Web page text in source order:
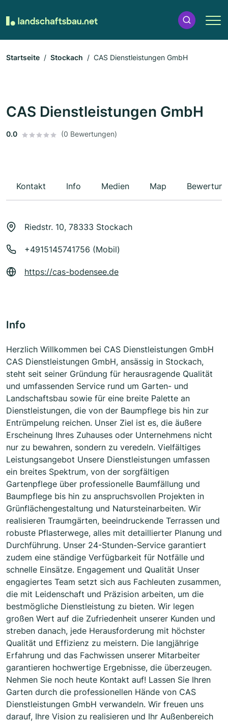
Startseite Stockach CAS Dienstleistungen GmbH
CAS Dienstleistungen GmbH
0.0 (0 Bewertungen)
Kontakt Info Medien Map
Riedstr. 10, 78333 Stockach
+4915145741756 (Mobil)
https://cas-bodensee.de
Info
Herzlich Willkommen bei CAS Dienstleistungen GmbH
CAS Dienstleistungen GmbH, ansässig in Stockach,
steht seit seiner Gründung für herausragende Qualität
und umfassenden Service rund um Garten- und
Landschaftsbau sowie für eine breite Palette an
Dienstleistungen, die von der Baumpflege bis hin zur
Entrümpelung reichen. Unser Ziel ist es, die äußere
Erscheinung Ihres Zuhauses oder Unternehmens nicht
nur zu bewahren, sondern zu veredeln. Vielfältiges
Leistungsangebot Unsere Dienstleistungen umfassen
ein breites Spektrum, von der sorgfältigen
Gartenpflege über professionelle Baumfällung und
Baumpflege bis hin zu anspruchsvollen Projekten in
Grünflächengestaltung und Natursteinarbeiten. Wir
realisieren Traumgärten, beeindruckende Terrassen und
robuste Pflasterwege, alles mit detaillierter Planung und
Durchführung. Unser 24-Stunden-Service garantiert
zudem eine ständige Verfügbarkeit für Notfälle und
schnelle Einsätze. Engagement und Qualität Unser
engagiertes Team setzt sich aus Fachleuten zusammen,
die mit Leidenschaft und Präzision arbeiten, um die
bestmögliche Dienstleistung zu bieten. Wir legen
großen Wert auf die Zufriedenheit unserer Kunden und
streben danach, jede Herausforderung mit höchster
Qualität und Effizienz zu meistern. Die langjährige
Erfahrung und das Fachwissen unserer Mitarbeiter
garantieren hochwertige Ergebnisse, die überzeugen.
Nehmen Sie noch heute Kontakt auf! Lassen Sie Ihren
Garten durch die professionellen Hände von CAS
Dienstleistungen GmbH verwandeln. Wir freuen uns
darauf, Ihre Vision zu realisieren und Ihr Außenbereich